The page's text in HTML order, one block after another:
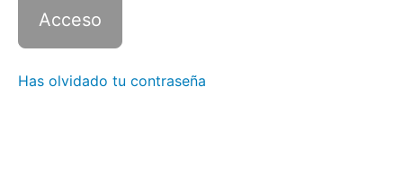
Descripción
del curso
Recursos
Has olvidado tu contraseña